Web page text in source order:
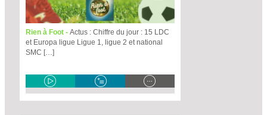
Rien à Foot - Actus : Chiffre du jour : 15 LDC
et Europa ligue Ligue 1, ligue 2 et national
SMC […]